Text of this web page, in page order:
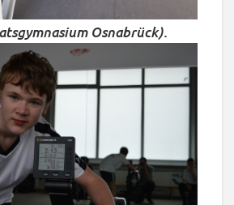
Osnabrück).